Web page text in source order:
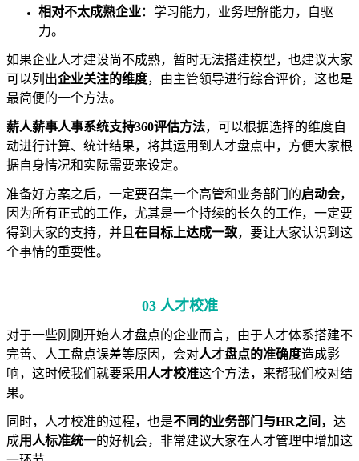
相对不太成熟企业：学习能力，业务理解能力，自驱
力。
如果企业人才建设尚不成熟，暂时无法搭建模型，也建议大家
可以列出企业关注的维度，由主管领导进行综合评价，这也是
最简便的一个方法。
薪人薪事人事系统支持360评估方法，可以根据选择的维度自
动进行计算、统计结果，将其运用到人才盘点中，方便大家根
据自身情况和实际需要来设定。
准备好方案之后，一定要召集一个高管和业务部门的启动会，
因为所有正式的工作，尤其是一个持续的长久的工作，一定要
得到大家的支持，并且 在目标上达成一致，要让大家认识到这
个事情的重要性。
03 人才校准
对于一些刚刚开始人才盘点的企业而言，由于人才体系搭建不
完善、人工盘点误差等原因，会对人才盘点的准确度造成影
响，这时候我们就要采用 人才校准这个方法，来帮我们校对结
果。
同时，人才校准的过程，也是不同的业务部门与HR之间， 达
成用人标准统一的好机会，非常建议大家在人才管理中增加这